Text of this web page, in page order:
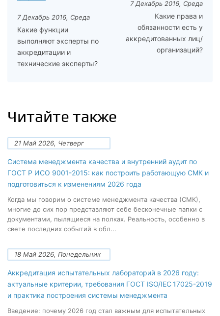
7 Декабрь 2016, Среда
Какие функции
выполняют эксперты по
аккредитации и
технические эксперты?
7 Декабрь 2016, Среда
Какие права и
обязанности есть у
аккредитованных лиц/
организаций?
Читайте также
21 Май 2026, Четверг
Система менеджмента качества и внутренний аудит по
ГОСТ Р ИСО 9001-2015: как построить работающую СМК и
подготовиться к изменениям 2026 года
Когда мы говорим о системе менеджмента качества (СМК),
многие до сих пор представляют себе бесконечные папки с
документами, пылящиеся на полках. Реальность, особенно в
свете последних событий в обл...
18 Май 2026, Понедельник
Аккредитация испытательных лабораторий в 2026 году:
актуальные критерии, требования ГОСТ ISO/IEC 17025-2019
и практика построения системы менеджмента
Введение: почему 2026 год стал важным для испытательных